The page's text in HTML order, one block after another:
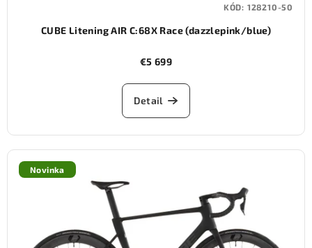
CUBE Litening AIR C:68X Race (dazzlepink/blue)
€5 699
Detail
KÓD: 128210-50
Novinka